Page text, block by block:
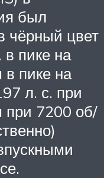
был
чёрный цвет
пике на
пике на
л. с. при
7200 об/